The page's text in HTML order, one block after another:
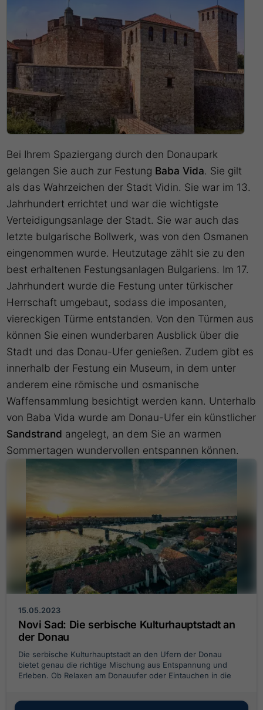
Bei Ihrem Spaziergang durch den Donaupark
gelangen Sie auch zur Festung Baba Vida. Sie gilt
als das Wahrzeichen der Stadt Vidin. Sie war im 13.
Jahrhundert errichtet und war die wichtigste
Verteidigungsanlage der Stadt. Sie war auch das
letzte bulgarische Bollwerk, was von den Osmanen
eingenommen wurde. Heutzutage zählt sie zu den
best erhaltenen Festungsanlagen Bulgariens. Im 17.
Jahrhundert wurde die Festung unter türkischer
Herrschaft umgebaut, sodass die imposanten,
viereckigen Türme entstanden. Von den Türmen aus
können Sie einen wunderbaren Ausblick über die
Stadt und das Donau-Ufer genießen. Zudem gibt es
innerhalb der Festung ein Museum, in dem unter
anderem eine römische und osmanische
Waffensammlung besichtigt werden kann. Unterhalb
von Baba Vida wurde am Donau-Ufer ein künstlicher
Sandstrand angelegt, an dem Sie an warmen
Sommertagen wundervollen entspannen können.
15.05.2023
Novi Sad: Die serbische Kulturhauptstadt an
der Donau
Die serbische Kulturhauptstadt an den Ufern der Donau
bietet genau die richtige Mischung aus Entspannung und
Erleben. Ob Relaxen am Donauufer oder Eintauchen in die